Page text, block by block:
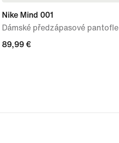
Nike Mind 001
Dámské předzápasové pantofle
89,99 €
89,99 €